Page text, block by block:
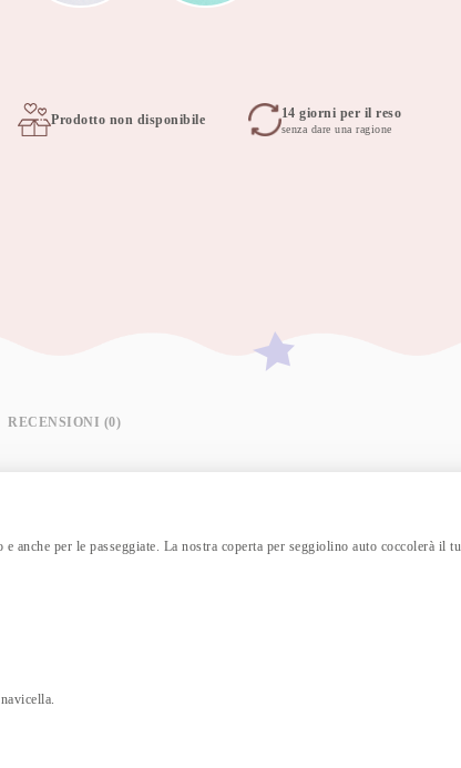
Prodotto non disponibile 14 giorni per il reso
senza dare una ragione
RECENSIONI (0)
anche per le passeggiate. La nostra coperta per seggiolino auto coccolerà il